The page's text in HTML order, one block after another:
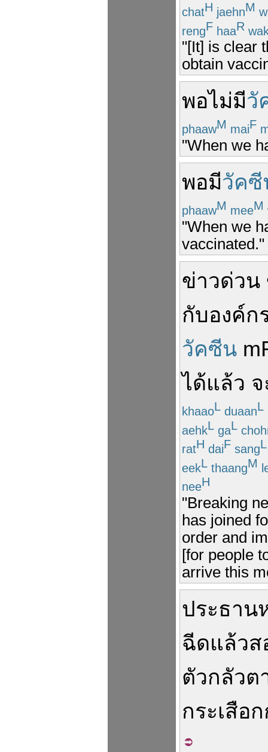
chatH jaehnM
rengF haaR
"[It] is clear
obtain
พอไม่มีวั
phaawM maiF
"When we
พอมีวัค
phaawM meeM
"When we
vaccinated."
ข่าวด่วน
กับองค์ก
วัคซีน
ได้แล้ว
khaaoL duaanL
aehkL gaL
ratH daiF sangL
eekL thaangM
neeH
"Breaking
has joined
order and
[for people
arrive this
ประธาน
ฉีดแล้วส
ตัวกลัวต
กระเสือ